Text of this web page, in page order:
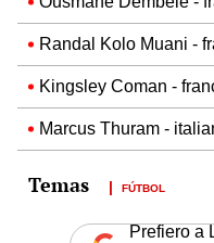
Randal Kolo Muani -
Kingsley Coman -
Marcus Thuram -
FÚTBOL
Prefiero a